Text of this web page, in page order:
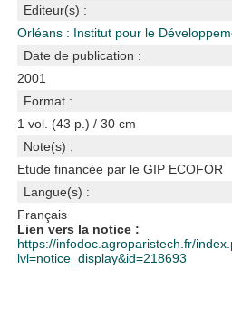
Editeur(s) :
Orléans : Institut pour le
Date de publication :
2001
Format :
1 vol. (43 p.) / 30 cm
Note(s) :
Etude financée par le GIP ECOFOR
Langue(s) :
Français
Lien vers la notice :
https://infodoc.agroparistech.fr/
lvl=notice_display&id=218693